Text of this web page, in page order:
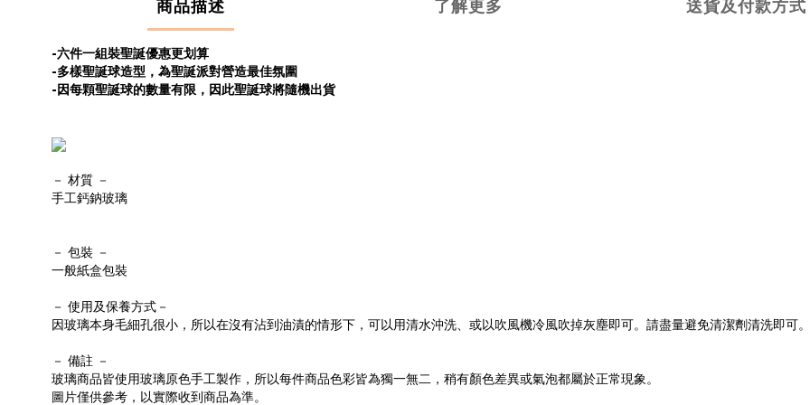
商品描述 了解更多 送貨及付款方式
-六件一組裝聖誕優惠更划算
-多樣聖誕球造型，為聖誕派對營造最佳氛圍
-因每顆聖誕球的數量有限，因此聖誕球將隨機出貨
－ 材質 －
手工鈣鈉玻璃
－ 包裝 －
一般紙盒包裝
－ 使用及保養方式－
因玻璃本身毛細孔很小，所以在沒有沾到油漬的情形下，可以用清水沖洗、或以吹風機冷風吹掉灰塵即可。請盡量避免清潔劑清洗即可。
－ 備註 －
玻璃商品皆使用玻璃原色手工製作，所以每件商品色彩皆為獨一無二，稍有顏色差異或氣泡都屬於正常現象。
圖片僅供參考，以實際收到商品為準。